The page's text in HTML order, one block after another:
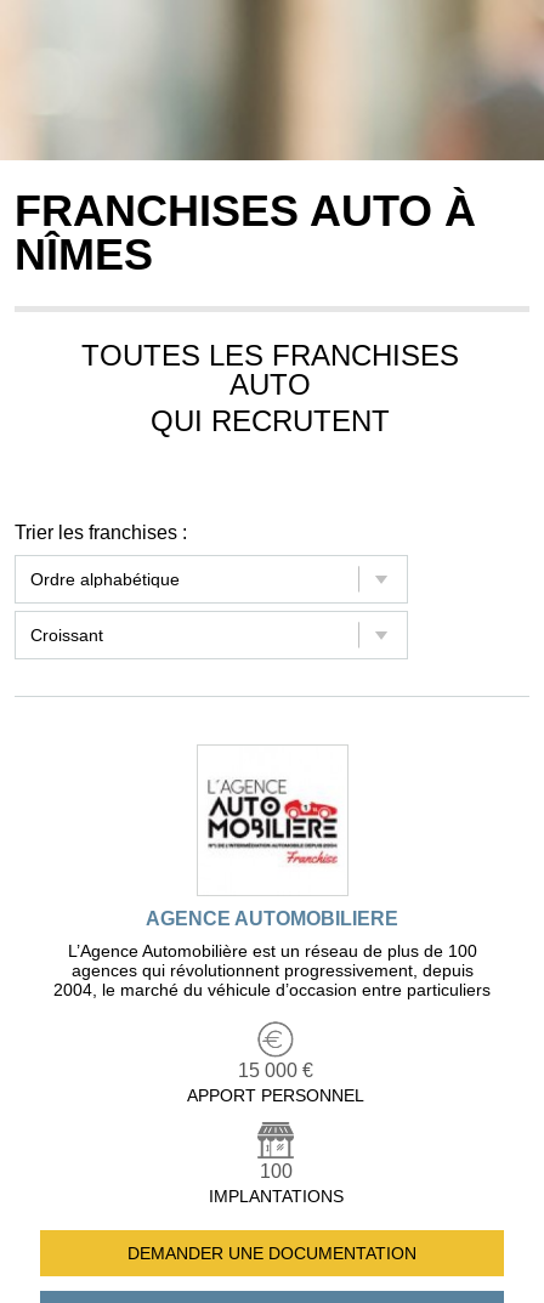
FRANCHISES AUTO À
NÎMES
TOUTES LES FRANCHISES
AUTO
QUI RECRUTENT
Trier les franchises :
AGENCE AUTOMOBILIERE
L’Agence Automobilière est un réseau de plus de 100
agences qui révolutionnent progressivement, depuis
2004, le marché du véhicule d’occasion entre particuliers
15 000 €
APPORT PERSONNEL
100
IMPLANTATIONS
DEMANDER UNE DOCUMENTATION